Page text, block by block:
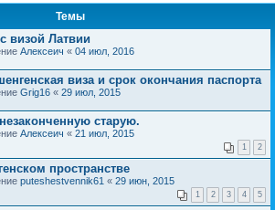
Темы
визой Латвии
Алексеич « 04 июл, 2016
виза и срок окончания паспорта
Grig16 « 29 июл, 2015
старую.
Алексеич « 21 июл, 2015
1 2
пространстве
puteshestvennik61 « 29 июн, 2015
1 2 3 4 5